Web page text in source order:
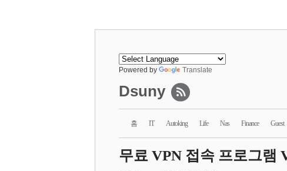
Powered by Translate
Dsuny
홈 IT Autoking Life Nas Finance Guest
무료 VPN 접속 프로그램